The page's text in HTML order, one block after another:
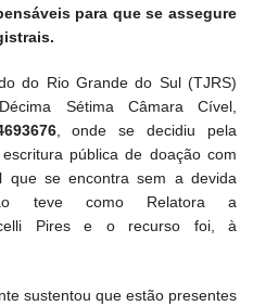
para que se assegure
do Rio Grande do Sul (TJRS)
Sétima Câmara Cível,
, onde se decidiu pela
pública de doação com
que se encontra sem a devida
teve como Relatora a
Pires e o recurso foi, à
sustentou que estão presentes